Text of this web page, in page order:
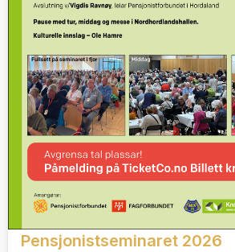
Pensjonistseminaret 2026